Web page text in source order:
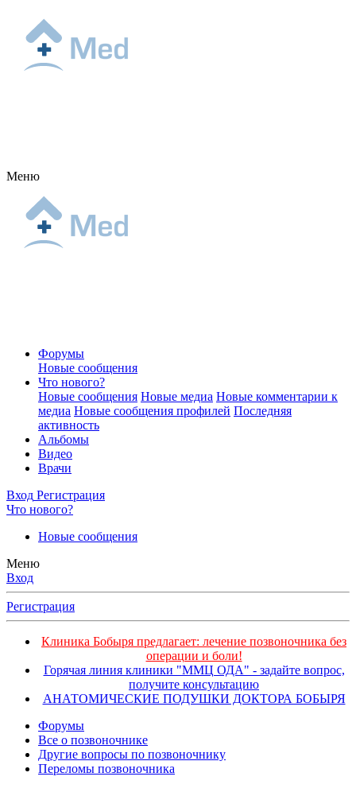
Меню
Форумы
Новые сообщения
Что нового?
Новые сообщения Новые медиа Новые комментарии к
медиа Новые сообщения профилей Последняя
активность
Альбомы
Видео
Врачи
Вход Регистрация
Что нового?
Новые сообщения
Меню
Вход
Регистрация
Клиника Бобыря предлагает: лечение позвоночника без
операции и боли!
Горячая линия клиники "ММЦ ОДА" - задайте вопрос,
получите консультацию
АНАТОМИЧЕСКИЕ ПОДУШКИ ДОКТОРА БОБЫРЯ
Форумы
Все о позвоночнике
Другие вопросы по позвоночнику
Переломы позвоночника